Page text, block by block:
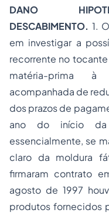
DANO
DESCABIMENTO. 1.
em investigar a
recorrente no
matéria-prima à
acompanhada de
dos prazos de
ano do início da
essencialmente, se
claro da moldura
firmaram contrato
agosto de 1997
produtos fornecidos